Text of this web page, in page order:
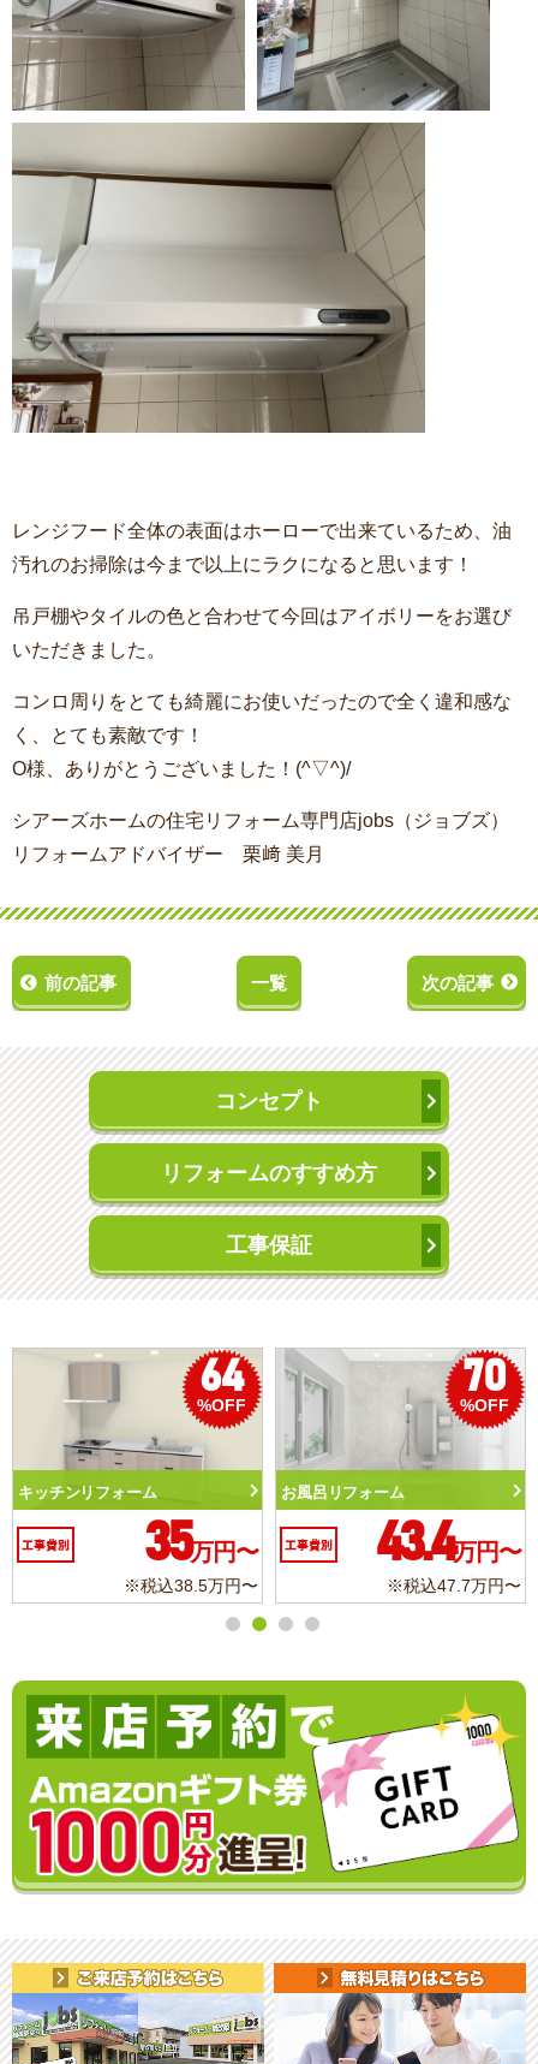
レンジフード全体の表面はホーローで出来ているため、油
汚れのお掃除は今まで以上にラクになると思います！
吊戸棚やタイルの色と合わせて今回はアイボリーをお選び
いただきました。
コンロ周りをとても綺麗にお使いだったので全く違和感な
く、とても素敵です！
O様、ありがとうございました！(^▽^)/
シアーズホームの住宅リフォーム専門店jobs（ジョブズ）
リフォームアドバイザー 栗﨑 美月
前の記事 一覧 次の記事
コンセプト
リフォームのすすめ方
工事保証
50
%OFF
トイレリフォーム
工事費別 10.3万円〜
※税込11.3万円〜
56
%OFF
洗面化粧台リフォーム
工事費別 6.2万円〜
※税込6.8万円〜